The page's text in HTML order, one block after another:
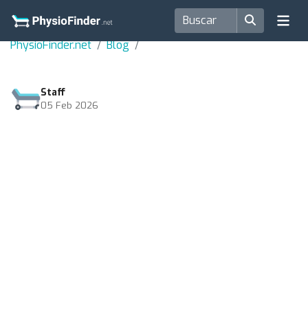
PhysioFinder.net Blog
Staff
05 Feb 2026